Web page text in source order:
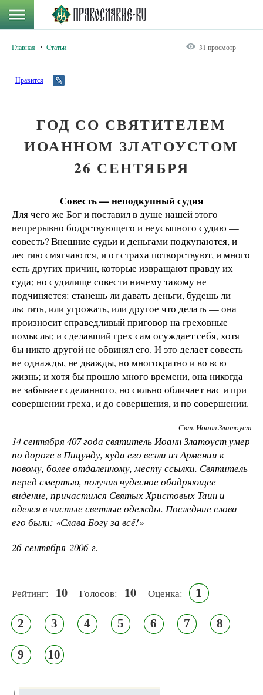
Главная Статьи 31 просмотр
Нравится
ГОД СО СВЯТИТЕЛЕМ
ИОАННОМ ЗЛАТОУСТОМ
26 СЕНТЯБРЯ
Совесть — неподкупный судия
Для чего же Бог и поставил в душе нашей этого
непрерывно бодрствующего и неусыпного судию —
совесть? Внешние судьи и деньгами подкупаются, и
лестию смягчаются, и от страха потворствуют, и много
есть других причин, которые извращают правду их
суда; но судилище совести ничему такому не
подчиняется: станешь ли давать деньги, будешь ли
льстить, или угрожать, или другое что делать — она
произносит справедливый приговор на греховные
помыслы; и сделавший грех сам осуждает себя, хотя
бы никто другой не обвинял его. И это делает совесть
не однажды, не дважды, но многократно и во всю
жизнь; и хотя бы прошло много времени, она никогда
не забывает сделанного, но сильно обличает нас и при
совершении греха, и до совершения, и по совершении.
Свт. Иоанн Златоуст
14 сентября 407 года святитель Иоанн Златоуст умер
по дороге в Пицунду, куда его везли из Армении к
новому, более отдаленному, месту ссылки. Святитель
перед смертью, получив чудесное ободряющее
видение, причастился Святых Христовых Таин и
оделся в чистые светлые одежды. Последние слова
его были: «Слава Богу за всё!»
26 сентября 2006 г.
Рейтинг: 10 Голосов: 10 Оценка: 1
2 3 4 5 6 7 8
9 10